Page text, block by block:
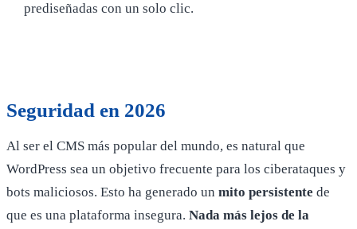
prediseñadas con un solo clic.
Seguridad en 2026
Al ser el CMS más popular del mundo, es natural que
WordPress sea un objetivo frecuente para los ciberataques y
bots maliciosos. Esto ha generado un mito persistente de
que es una plataforma insegura. Nada más lejos de la